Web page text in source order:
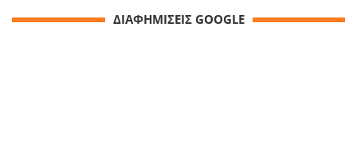
ΔΙΑΦΗΜΙΣΕΙΣ GOOGLE